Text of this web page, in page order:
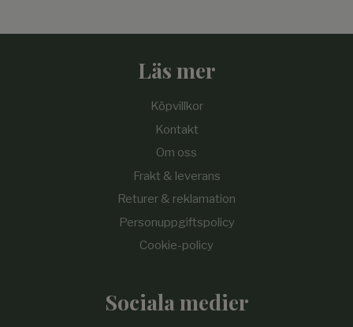
Läs mer
Köpvillkor
Kontakt
Om oss
Frakt & leverans
Returer & reklamation
Personuppgiftspolicy
Cookie-policy
Sociala medier